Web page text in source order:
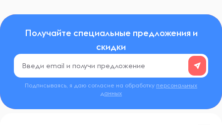
Получайте специальные предложения и
скидки
Подписываясь, я даю согласие на обработку персональных
данных